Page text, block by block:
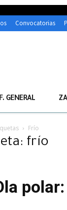
Convocatorias
GENERAL
Frío
frío